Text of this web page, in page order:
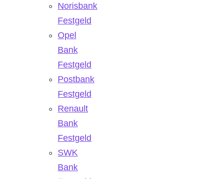
Norisbank
Festgeld
Opel
Bank
Festgeld
Postbank
Festgeld
Renault
Bank
Festgeld
SWK
Bank